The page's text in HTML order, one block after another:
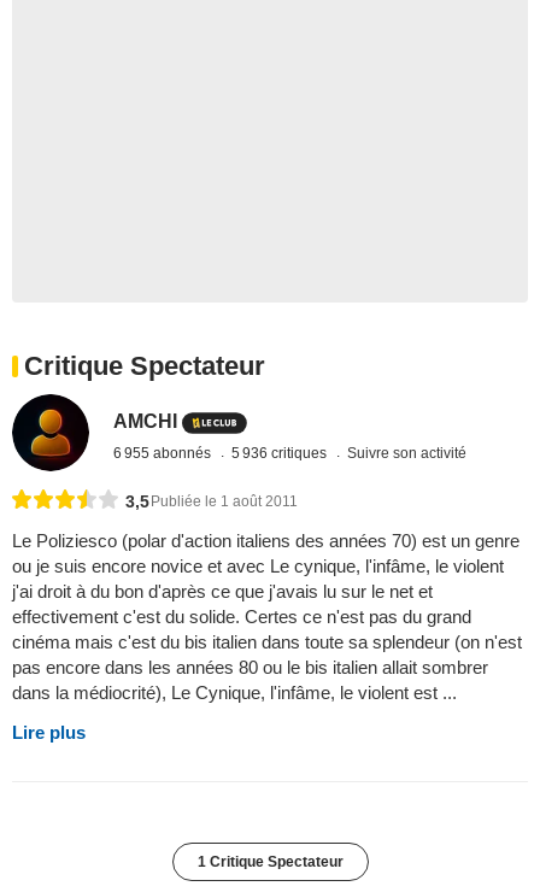
Critique Spectateur
AMCHI
6 955 abonnés 5 936 critiques Suivre son activité
3,5 Publiée le 1 août 2011
Le Poliziesco (polar d'action italiens des années 70) est un genre
ou je suis encore novice et avec Le cynique, l'infâme, le violent
j'ai droit à du bon d'après ce que j'avais lu sur le net et
effectivement c'est du solide. Certes ce n'est pas du grand
cinéma mais c'est du bis italien dans toute sa splendeur (on n'est
pas encore dans les années 80 ou le bis italien allait sombrer
dans la médiocrité), Le Cynique, l'infâme, le violent est ...
Lire plus
1 Critique Spectateur